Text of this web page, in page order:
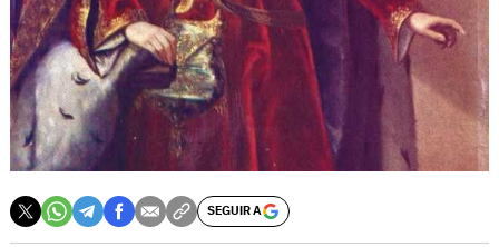
SEGUIR A